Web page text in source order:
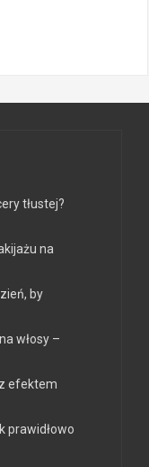
tłustej?
na
by
włosy –
efektem
prawidłowo